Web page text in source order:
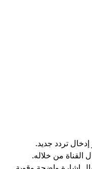
تردد جديد.
من خلاله.